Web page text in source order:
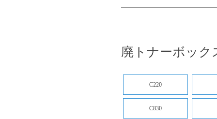
廃トナーボック
C220
C830